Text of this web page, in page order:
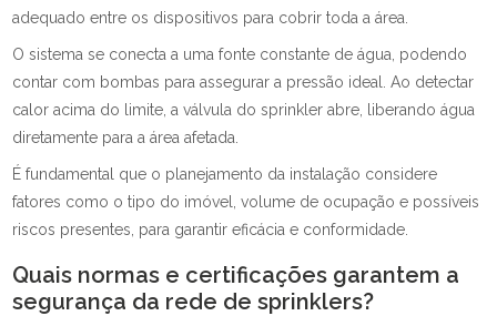
adequado entre os dispositivos para cobrir toda a área.
O sistema se conecta a uma fonte constante de água, podendo
contar com bombas para assegurar a pressão ideal. Ao detectar
calor acima do limite, a válvula do sprinkler abre, liberando água
diretamente para a área afetada.
É fundamental que o planejamento da instalação considere
fatores como o tipo do imóvel, volume de ocupação e possíveis
riscos presentes, para garantir eficácia e conformidade.
Quais normas e certificações garantem a
segurança da rede de sprinklers?